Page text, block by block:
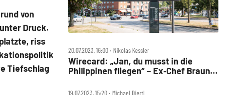
von
unter Druck.
riss
Tiefschlag
20.07.2023, 16:00 ‧ Nikolas Kessler
Wirecard: „Jan, du musst in die
Philippinen fliegen“ – Ex‑Chef Braun
19.07.2023, 15:20 ‧ Michael Diertl